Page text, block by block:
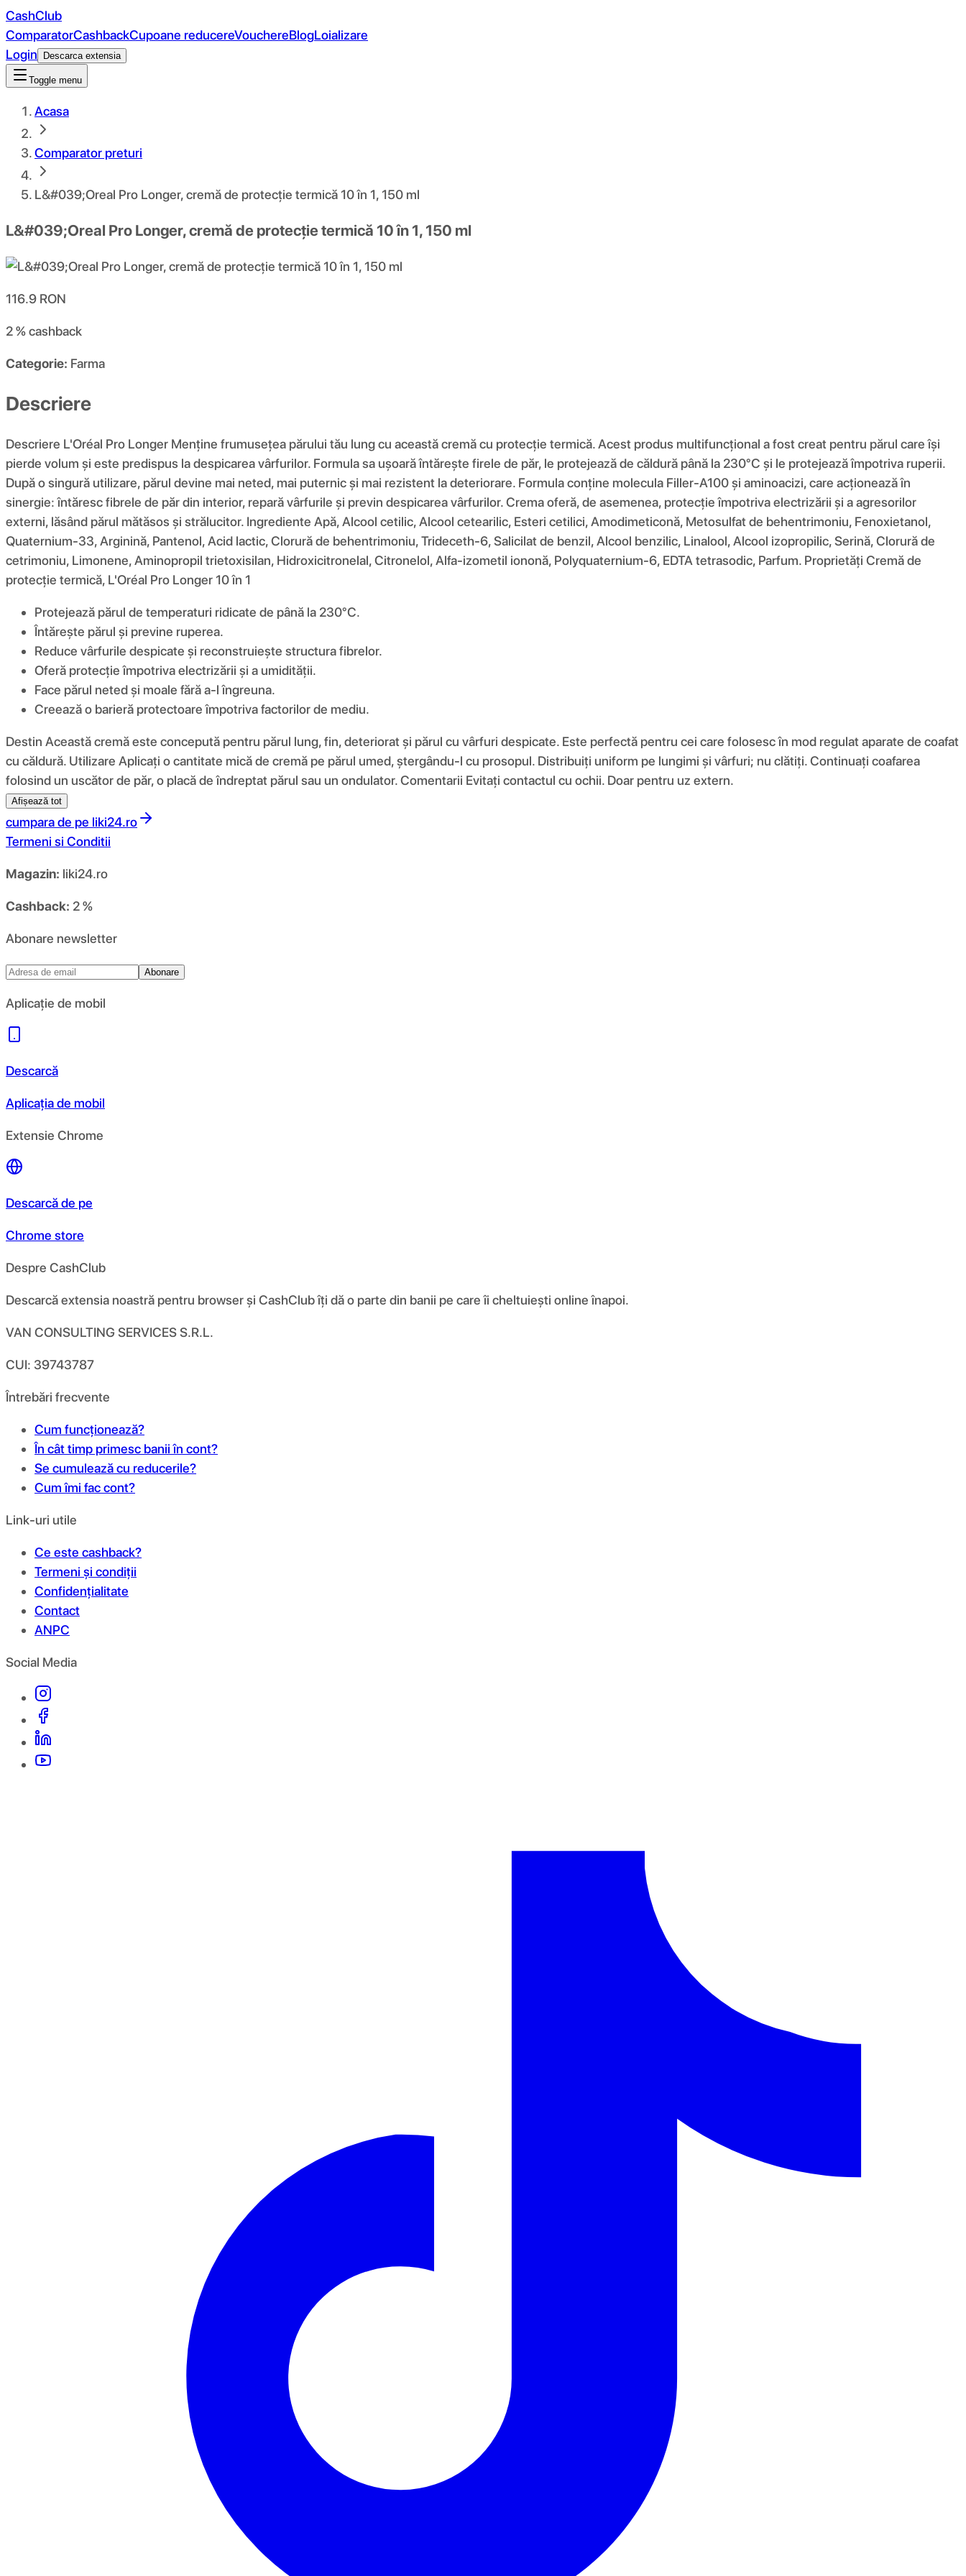
CashClub
ComparatorCashbackCupoane reducereVouchereBlogLoializare
Login
Descarca extensia
Toggle menu
Acasa
Comparator preturi
L&#039;Oreal Pro Longer, cremă de protecție termică 10 în 1, 150 ml
L&#039;Oreal Pro Longer, cremă de protecție termică 10 în 1, 150 ml
116.9 RON
2 %cashback
Categorie: Farma
Descriere
Descriere L'Oréal Pro Longer Menține frumusețea părului tău lung cu această cremă cu protecție termică. Acest produs multifuncțional a fost creat pentru părul care își
pierde volum și este predispus la despicarea vârfurilor. Formula sa ușoară întărește firele de păr, le protejează de căldură până la 230°C și le protejează împotriva ruperii.
După o singură utilizare, părul devine mai neted, mai puternic și mai rezistent la deteriorare. Formula conține molecula Filler-A100 și aminoacizi, care acționează în
sinergie: întăresc fibrele de păr din interior, repară vârfurile și previn despicarea vârfurilor. Crema oferă, de asemenea, protecție împotriva electrizării și a agresorilor
externi, lăsând părul mătăsos și strălucitor. Ingrediente Apă, Alcool cetilic, Alcool cetearilic, Esteri cetilici, Amodimeticonă, Metosulfat de behentrimoniu, Fenoxietanol,
Quaternium-33, Arginină, Pantenol, Acid lactic, Clorură de behentrimoniu, Trideceth-6, Salicilat de benzil, Alcool benzilic, Linalool, Alcool izopropilic, Serină, Clorură de
cetrimoniu, Limonene, Aminopropil trietoxisilan, Hidroxicitronelal, Citronelol, Alfa-izometil iononă, Polyquaternium-6, EDTA tetrasodic, Parfum. Proprietăți Cremă de
protecție termică, L'Oréal Pro Longer 10 în 1
Protejează părul de temperaturi ridicate de până la 230°C.
Întărește părul și previne ruperea.
Reduce vârfurile despicate și reconstruiește structura fibrelor.
Oferă protecție împotriva electrizării și a umidității.
Face părul neted și moale fără a-l îngreuna.
Creează o barieră protectoare împotriva factorilor de mediu.
Destin Această cremă este concepută pentru părul lung, fin, deteriorat și părul cu vârfuri despicate. Este perfectă pentru cei care folosesc în mod regulat aparate de coafat
cu căldură. Utilizare Aplicați o cantitate mică de cremă pe părul umed, ștergându-l cu prosopul. Distribuiți uniform pe lungimi și vârfuri; nu clătiți. Continuați coafarea
folosind un uscător de păr, o placă de îndreptat părul sau un ondulator. Comentarii Evitați contactul cu ochii. Doar pentru uz extern.
Afișează tot
cumpara de pe liki24.ro
Termeni si Conditii
Magazin: liki24.ro
Cashback: 2 %
Abonare newsletter
Abonare
Aplicație de mobil
Descarcă
Aplicația de mobil
Extensie Chrome
Descarcă de pe
Chrome store
Despre CashClub
Descarcă extensia noastră pentru browser și CashClub îți dă o parte din banii pe care îi cheltuiești online înapoi.
VAN CONSULTING SERVICES S.R.L.
CUI: 39743787
Întrebări frecvente
Cum funcționează?
În cât timp primesc banii în cont?
Se cumulează cu reducerile?
Cum îmi fac cont?
Link-uri utile
Ce este cashback?
Termeni și condiții
Confidențialitate
Contact
ANPC
Social Media